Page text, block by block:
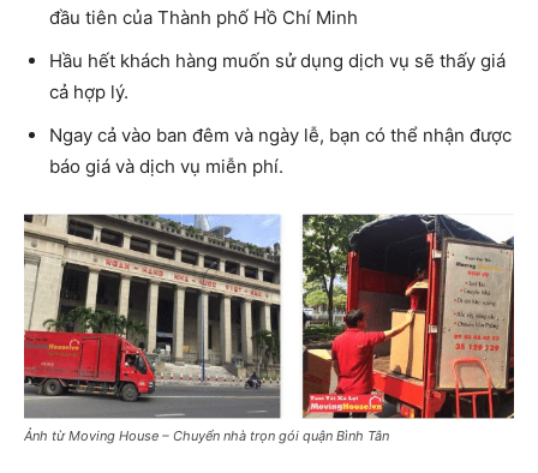
đầu tiên của Thành phố Hồ Chí Minh
Hầu hết khách hàng muốn sử dụng dịch vụ sẽ thấy giá
cả hợp lý.
Ngay cả vào ban đêm và ngày lễ, bạn có thể nhận được
báo giá và dịch vụ miễn phí.
Ảnh từ Moving House – Chuyển nhà trọn gói quận Bình Tân